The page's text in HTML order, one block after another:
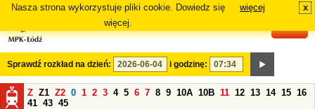
Nasza strona wykorzystuje pliki cookie. Dowiedz się
więcej.
więcej x
Sprawdź rozkład na dzień: i godzinę:
Z Z1 Z2 0 1 2 3 4 5 6 7 8 9 10A 10B 11 12 13 14 15 16
41 43 45